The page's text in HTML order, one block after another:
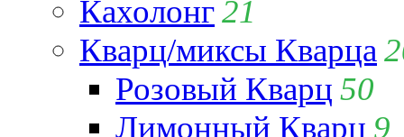
Кахолонг21
Кварц/миксы Кварца
Розовый Кварц 50
Лимонный Кварц 9